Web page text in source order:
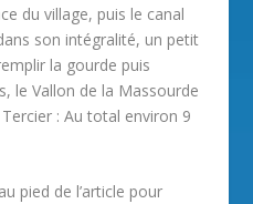
du village, puis le canal
son intégralité, un petit
la gourde puis
le Vallon de la Massourde
: Au total environ 9
pied de l’article pour